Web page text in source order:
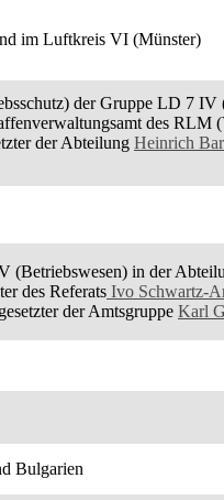
im Luftkreis VI (Münster)
der Gruppe LD 7 IV
des RLM
der Abteilung Heinrich
in der
des Referats Ivo Schwartz-
der Amtsgruppe Karl
Bulgarien